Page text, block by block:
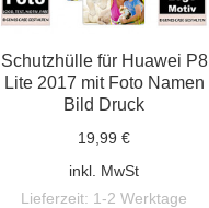
Schutzhülle für Huawei P8
Lite 2017 mit Foto Namen
Bild Druck
19,99 €
inkl. MwSt
Lieferzeit: 1-2 Werktage